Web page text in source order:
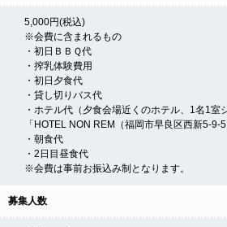
5,000円(税込)
※会費に含まれるもの
・初日ＢＢＱ代
・搾乳体験費用
・初日夕食代
・貸し切りバス代
・ホテル代（夕食会場近くのホテル、1名1室
「HOTEL NON REM（福岡市早良区西新5-9-5
・朝食代
・2日目昼食代
※会費は事前お振込み制となります。
募集人数